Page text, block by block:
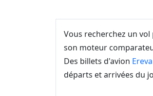
Vous recherchez un
son moteur
Des billets d'avion
départs et arrivées du